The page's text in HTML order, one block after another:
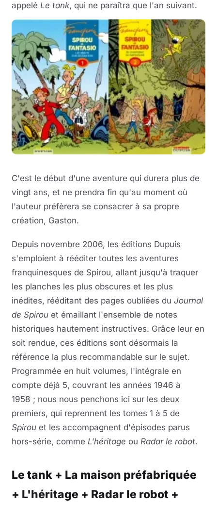
appelé Le tank, qui ne paraîtra que l'an suivant.
C'est le début d'une aventure qui durera plus de
vingt ans, et ne prendra fin qu'au moment où
l'auteur préfèrera se consacrer à sa propre
création, Gaston.
Depuis novembre 2006, les éditions Dupuis
s'emploient à rééditer toutes les aventures
franquinesques de Spirou, allant jusqu'à traquer
les planches les plus obscures et les plus
inédites, rééditant des pages oubliées du Journal
de Spirou et émaillant l'ensemble de notes
historiques hautement instructives. Grâce leur en
soit rendue, ces éditions sont désormais la
référence la plus recommandable sur le sujet.
Programmée en huit volumes, l'intégrale en
compte déjà 5, couvrant les années 1946 à
1958 ; nous nous penchons ici sur les deux
premiers, qui reprennent les tomes 1 à 5 de
Spirou et les accompagnent d'épisodes parus
hors-série, comme L'héritage ou Radar le robot.
Le tank + La maison préfabriquée
+ L'héritage + Radar le robot +